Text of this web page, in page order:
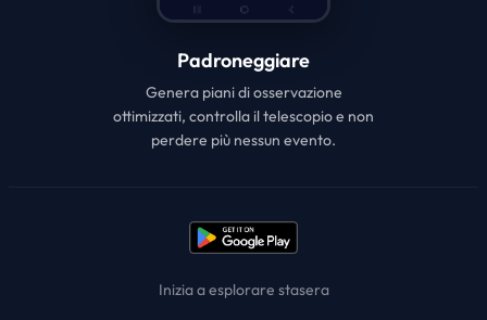
Padroneggiare
Genera piani di osservazione
ottimizzati, controlla il telescopio e non
perdere più nessun evento.
Inizia a esplorare stasera